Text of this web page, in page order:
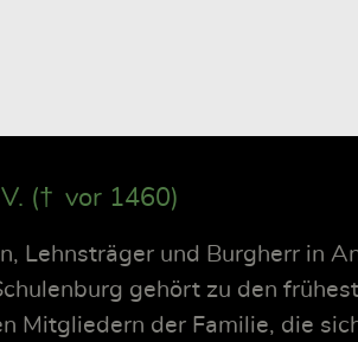
(† vor 1460)
Lehnsträger und Burgherr in
gehört zu den
Mitgliedern der Familie, die